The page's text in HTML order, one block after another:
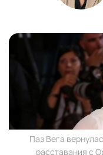
Паз Вега
расставания с